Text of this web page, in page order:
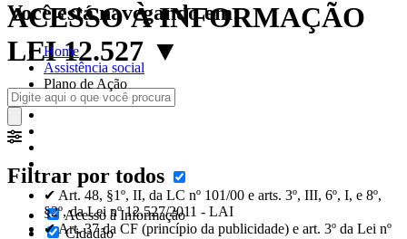
ACESSO À INFORMAÇÃO
LEI 12.527 ▼
Filtrar por todos
Acesso à Informação
Cidadão
Você está navegando em:
Home
Assistência social
Plano de Ação
✔ Art. 48, §1º, II, da LC nº 101/00 e arts. 3º, III, 6º, I, e 8º,
§2º, da Lei nº 12.527/2011 - LAI
✔ Art. 37 da CF (princípio da publicidade) e art. 3º da Lei nº